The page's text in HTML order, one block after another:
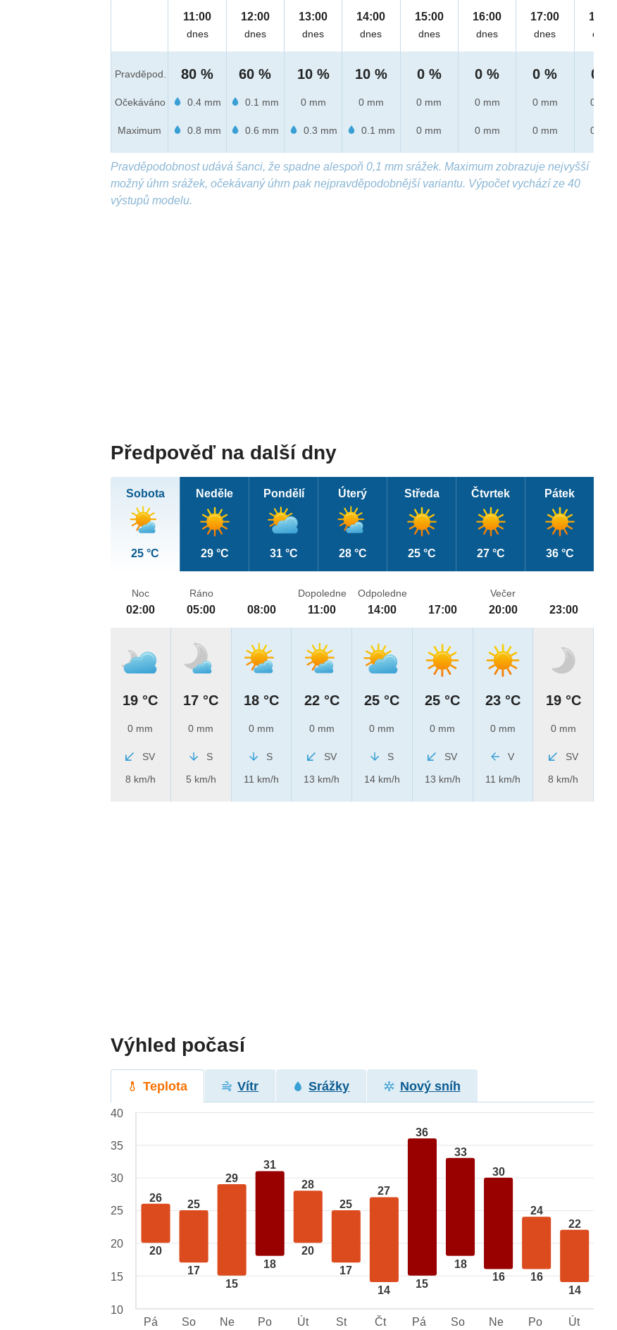
Pravděpod.
Očekáváno
Maximum
11:00
dnes
80 %
0.4 mm
0.8 mm
12:00
dnes
60 %
0.1 mm
0.6 mm
13:00
dnes
10 %
0 mm
0.3 mm
14:00
dnes
10 %
0 mm
0.1 mm
15:00
dnes
0 %
0 mm
0 mm
16:00
dnes
0 %
0 mm
0 mm
17:00
dnes
0 %
0 mm
0 mm
18:00
dnes
0 %
0 mm
0 mm
Pravděpodobnost udává šanci, že spadne alespoň 0,1 mm srážek. Maximum zobrazuje nejvyšší
možný úhrn srážek, očekávaný úhrn pak nejpravděpodobnější variantu. Výpočet vychází ze 40
výstupů modelu.
Předpověď na další dny
Sobota
25 °C
Neděle
29 °C
Pondělí
31 °C
Úterý
28 °C
Středa
25 °C
Čtvrtek
27 °C
Pátek
36 °C
Noc
02:00
19 °C
0 mm
SV
8 km/h
Ráno
05:00
17 °C
0 mm
S
5 km/h
08:00
18 °C
0 mm
S
11 km/h
Dopoledne
11:00
22 °C
0 mm
SV
13 km/h
Odpoledne
14:00
25 °C
0 mm
S
14 km/h
17:00
25 °C
0 mm
SV
13 km/h
Večer
20:00
23 °C
0 mm
V
11 km/h
23:00
19 °C
0 mm
SV
8 km/h
Výhled počasí
Teplota Vítr Srážky Nový sníh
26
20
25
17
29
15
31
18
28
20
25
17
27
14
36
15
33
18
30
16
24
16
22
14
40
35
30
25
20
15
10
Pá
So Ne Po Út St Čt Pá So Ne Po Út